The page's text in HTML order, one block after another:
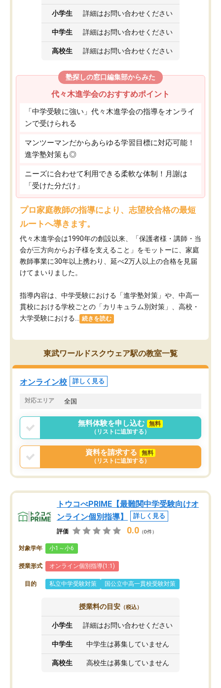
小学生 詳細はお問い合わせください
中学生 詳細はお問い合わせください
高校生 詳細はお問い合わせください
塾探しの窓口編集部からみた
代々木進学会のおすすめポイント
「中学受験に強い」代々木進学会の指導をオンライ
ンで受けられる
マンツーマンだからあらゆる学習目標に対応可能！
進学塾対策も◎
ニーズに合わせて利用できる柔軟な体制！月謝は
「受けた分だけ」
プロ家庭教師の指導により、志望校合格の最短
ルートへ導きます。
代々木進学会は1990年の創設以来、「保護者様・講師・当
会が三方向からお子様を支えること」をモットーに、家庭
教師事業に30年以上携わり、延べ2万人以上の合格を見届
けてまいりました。
指導内容は、中学受験における「進学塾対策」や、中高一
貫校における学校ごとの「カリキュラム別対策」、高校・
大学受験における...
続きを読む
東武ワールドスクウェア駅の教室一覧
オンライン校 詳しく見る
対応エリア 全国
無料体験を申し込む
無料
（リストに追加する）
資料を請求する
無料
（リストに追加する）
トウコべPRIME【最難関中学受験向けオ
ンライン個別指導】
詳しく見る
評価 0.0 （0件）
対象学年 小1～小6
授業形式 オンライン個別指導(1:1)
目的 私立中学受験対策 国公立中高一貫校受験対策
授業料の目安 （税込）
小学生 詳細はお問い合わせください
中学生 中学生は募集していません
高校生 高校生は募集していません